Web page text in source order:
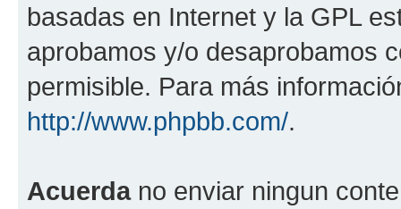
basadas en Internet y la GPL
aprobamos y/o desaprobamos
permisible. Para más
http://www.phpbb.com/.
Acuerdano enviar ningun